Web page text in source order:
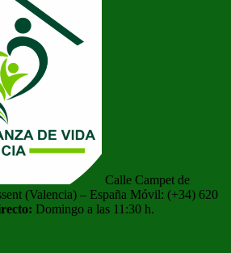
Calle Campet de
(Valencia) – España Móvil: (+34) 620
Domingo a las 11:30 h.